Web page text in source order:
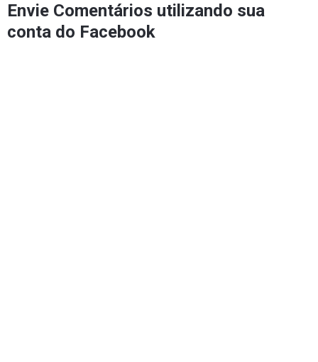
Envie Comentários utilizando sua
conta do Facebook